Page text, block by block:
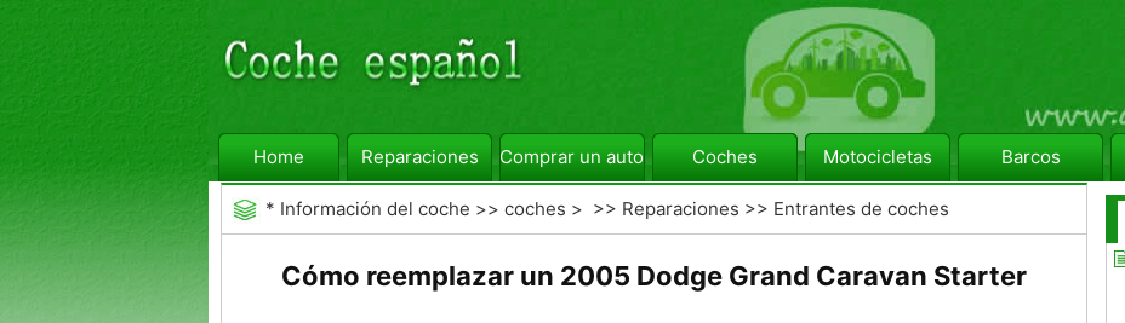
Home Reparaciones Comprar un automóvil Coches Motocicletas Barcos
* Información del coche >> coches > >> Reparaciones >> Entrantes de coches
Cómo reemplazar un 2005 Dodge Grand Caravan Starter